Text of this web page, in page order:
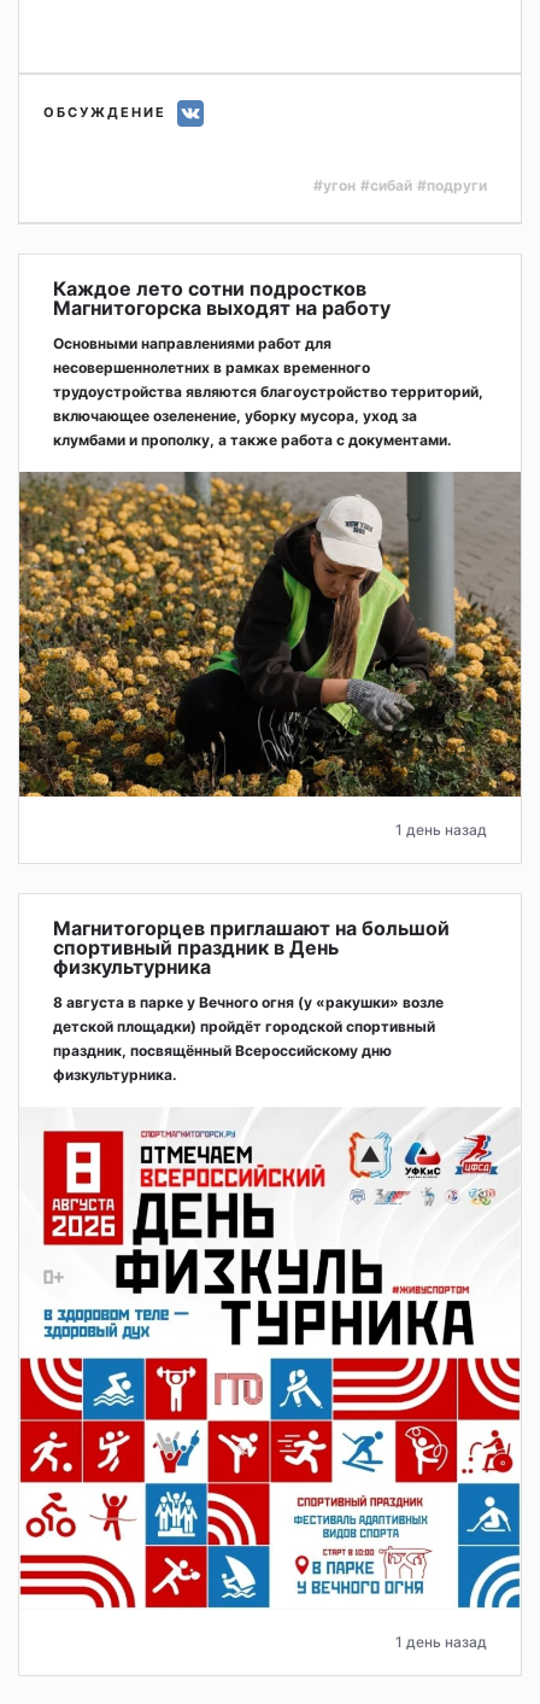
ОБСУЖДЕНИЕ
#угон #сибай #подруги
Каждое лето сотни подростков
Магнитогорска выходят на работу
Основными направлениями работ для
несовершеннолетних в рамках временного
трудоустройства являются благоустройство территорий,
включающее озеленение, уборку мусора, уход за
клумбами и прополку, а также работа с документами.
1 день назад
Магнитогорцев приглашают на большой
спортивный праздник в День
физкультурника
8 августа в парке у Вечного огня (у «ракушки» возле
детской площадки) пройдёт городской спортивный
праздник, посвящённый Всероссийскому дню
физкультурника.
1 день назад